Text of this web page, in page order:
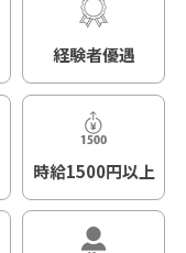
経験者優遇
時給1500円以上